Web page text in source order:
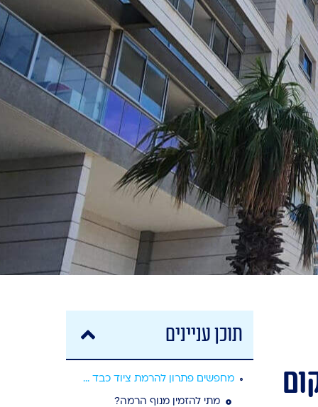
התקשרו עכשיו
תוכן עניינים
מחפשים פתרון להרמת ציוד כבד באשדוד? הגעתם למקום הנכון
מתי להזמין מנוף הרמה?